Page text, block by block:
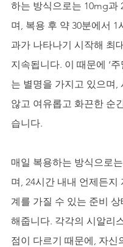
하는 방식으로는 10mg과
며, 복용 후 약 30분에서 1
과가 나타나기 시작해 최
지속됩니다. 이 때문에 ‘
는 별명을 가지고 있으며,
않고 여유롭고 화끈한 순
습니다.
매일 복용하는 방식으로
며, 24시간 내내 언제든지
계를 가질 수 있는 준비
해줍니다. 각각의 시알리
점이 다르기 때문에, 자신